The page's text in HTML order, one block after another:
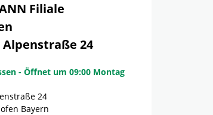
Filiale
24
- Öffnet um 09:00 Montag
24
Bayern